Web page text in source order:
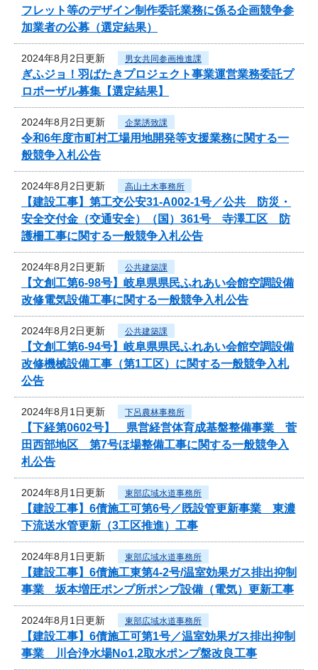
フレット等のデザイン制作委託業務に係る企画競争参
加業者の公募（選定結果）
2024年8月2日更新 男女共同参画推進課
ぎふジョ！羽ばたきプロジェクト事業運営業務委託プ
ロポーザル募集【選定結果】
2024年8月2日更新 企業誘致課
令和6年度市町村工場用地開発等支援業務に関する一
般競争入札公告
2024年8月2日更新 高山土木事務所
【建設工事】第工交公安31-A002-1号／公共 防災・
安全交付金（交通安全）（国）361号 寺澤工区 防
護柵工事に関する一般競争入札公告
2024年8月2日更新 公共建築課
【文創工第6-98号】岐阜県県民ふれあい会館空調設備
改修電気設備工事に関する一般競争入札公告
2024年8月2日更新 公共建築課
【文創工第6-94号】岐阜県県民ふれあい会館空調設備
改修機械設備工事（第1工区）に関する一般競争入札
公告
2024年8月1日更新 下呂農林事務所
【下経第0602号】 県営経営体育成基盤整備事業 菅
田西部地区 第7号ほ場整備工事に関する一般競争入
札公告
2024年8月1日更新 東部広域水道事務所
【建設工事】6債施工可第6号／既設管更新事業 東濃
下流送水管更新（3工区推進）工事
2024年8月1日更新 東部広域水道事務所
【建設工事】6債施工東第4-2号/温室効果ガス排出抑制
事業 坂本増圧ポンプ所ポンプ設備（電気）更新工事
2024年8月1日更新 東部広域水道事務所
【建設工事】6債施工可第1号／温室効果ガス排出抑制
事業 川合浄水場No1,2取水ポンプ盤改良工事